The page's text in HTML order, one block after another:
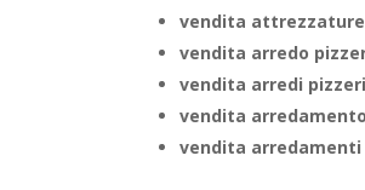
vendita
vendita arredo
vendita arredi
vendita
vendita arredamenti